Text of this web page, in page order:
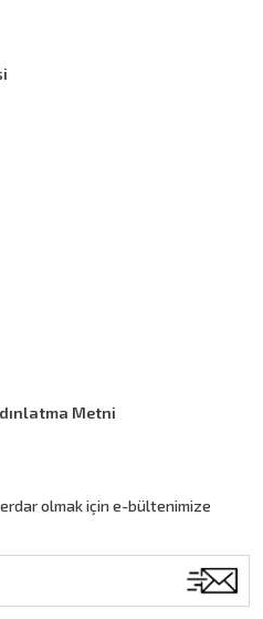
Metni
olmak için e-bültenimize